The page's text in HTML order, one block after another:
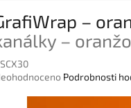
–
–
Podrobnosti